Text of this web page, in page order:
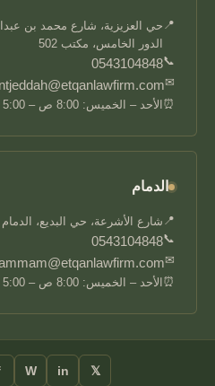
📍 حي العزيزية، شارع محمد بن
الدور الخامس، مكتب 502
📞
0543104848
✉
⏰ الأحد – الخميس: 8:00 ص – 5:00 م
الدمام
📍 شارع الأشرعة، حي البديع، الدمام 32415، الدور الرابع
📞
0543104848
✉
⏰ الأحد – الخميس: 8:00 ص – 5:00 م
𝕏
in
W